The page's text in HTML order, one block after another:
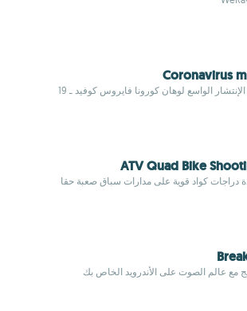
Coronavirus
الإنتشار الواسع لوهان كورونا فايروس كوفيد ـ 19
ATV Quad Bike
دراجات كواد قوية على مدارات سباق صعبة حقا
مع عالم الصوت على الأندرويد الخاص بك